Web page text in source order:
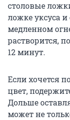
столовые
ложке уксуса
медленном
растворится,
12 минут.
Если хочется
цвет,
Дольше
может не